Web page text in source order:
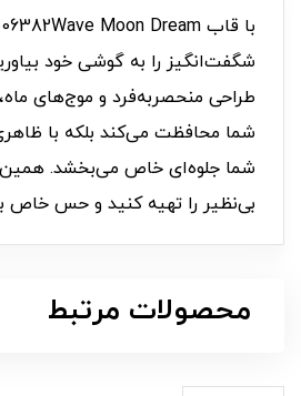
شگفت‌انگیز را به گوشی خود
طراحی منحصر‌به‌فرد و موج‌های
شما محافظت می‌کند بلکه با
شما جلوه‌ای خاص می‌بخشد. همین
بی‌نظیر را تهیه کنید و حس خاص
محصولات مرتبط